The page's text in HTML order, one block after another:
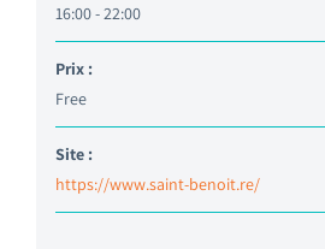
16:00 - 22:00
Prix :
Free
Site :
https://www.saint-benoit.re/